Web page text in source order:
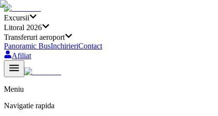
Excursii
Litoral 2026
Transferuri aeroport
Panoramic BusInchirieriContact
Afiliat
Meniu
Navigatie rapida